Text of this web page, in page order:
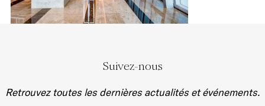
Suivez-nous
Retrouvez toutes les dernières actualités et événements.